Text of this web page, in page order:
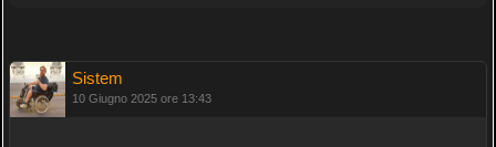
Sistem
10 Giugno 2025 ore 13:43